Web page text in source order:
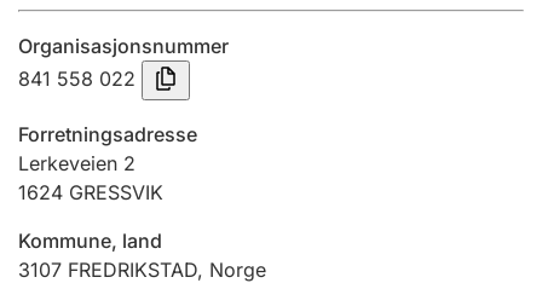
Innsending og forsinkelsesgebyr
Tinglysing
Jeger
Organisasjonsnummer
841 558 022
Forretningsadresse
Lerkeveien 2
1624 GRESSVIK
Kommune, land
3107 FREDRIKSTAD, Norge